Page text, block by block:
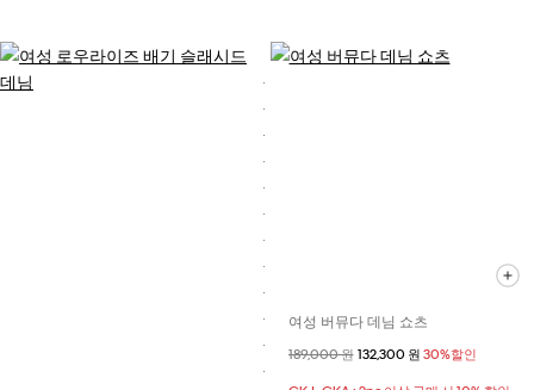
여성 버뮤다 데님 쇼츠
할인 전 가격
189,000 원할인된 가격
132,300 원 30%할인